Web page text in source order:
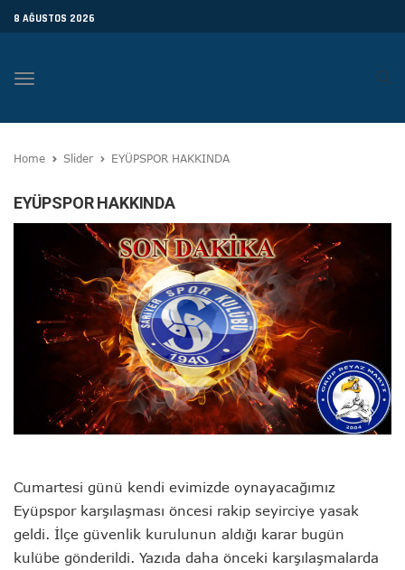
8 AĞUSTOS 2026
Toggle
Home Slider EYÜPSPOR HAKKINDA
EYÜPSPOR HAKKINDA
Cumartesi günü kendi evimizde oynayacağımız
Eyüpspor karşılaşması öncesi rakip seyirciye yasak
geldi. İlçe güvenlik kurulunun aldığı karar bugün
kulübe gönderildi. Yazıda daha önceki karşılaşmalarda